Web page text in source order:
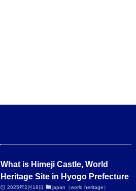
What is Himeji Castle, World
Heritage Site in Hyogo Prefecture
2025年2月19日 japan（world heritage）